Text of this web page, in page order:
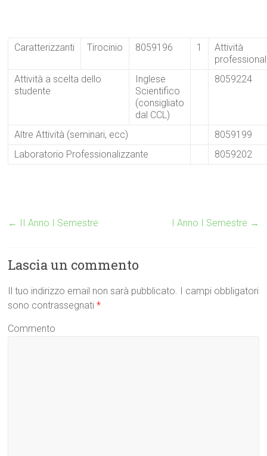
Caratterizzanti Tirocinio 8059196 1
Attività
Attività a scelta dello
studente
Inglese
Scientifico
(consigliato
dal CCL)
8059224
Altre Attività (seminari, ecc)
8059199
Laboratorio Professionalizzante
8059202
← II Anno I Semestre I Anno I Semestre →
Lascia un commento
Il tuo indirizzo email non sarà pubblicato. I campi obbligatori
sono contrassegnati*
Commento